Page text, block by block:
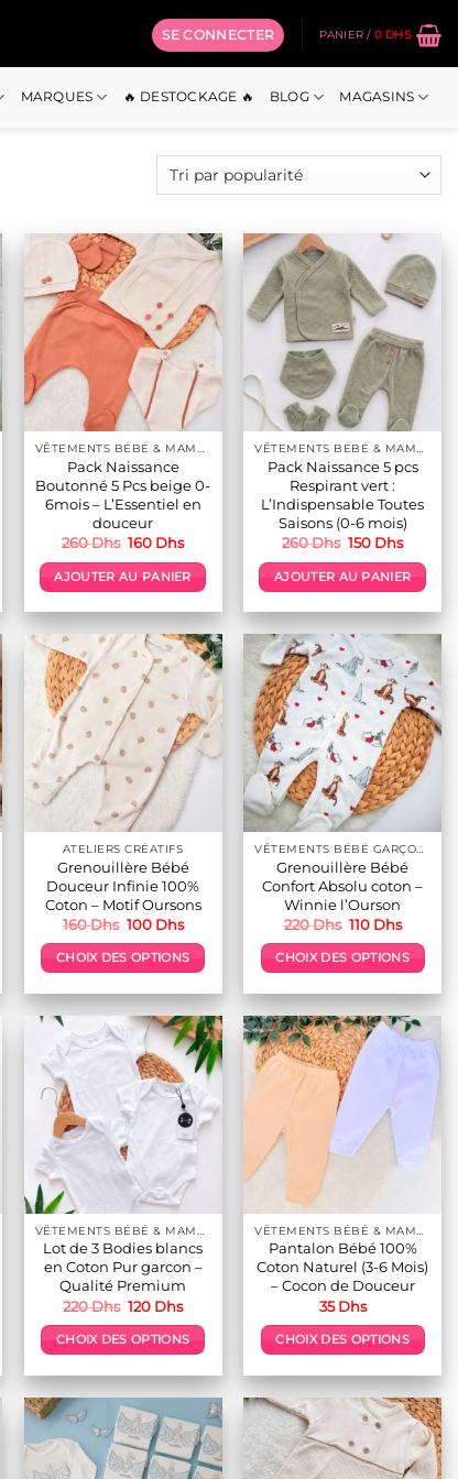
SE CONNECTER PANIER / 0 DHS
MARQUES 🔥 DESTOCKAGE 🔥 BLOG MAGASINS
Pack Naissance
Boutonné 5 Pcs beige 0-
6mois – L’Essentiel en
douceur
260Dhs Le
initial
était :
160 DhsLe
actuel
est :
AJOUTER AU PANIER
Pack Naissance 5 pcs
Respirant vert :
L’Indispensable Toutes
Saisons (0-6 mois)
260Dhs Le
initial
était :
150 DhsLe
actuel
est :
AJOUTER AU PANIER
ATELIERS CRÉATIFS
Grenouillère Bébé
Douceur Infinie 100%
Coton – Motif Oursons
160Dhs Le
initial
était :
100 DhsLe
actuel
est :
CHOIX DES OPTIONS
produit
a
plusieurs
variations.
Les
options
peuvent
être
choisies
sur
la
page
du
produit
Grenouillère Bébé
Confort Absolu coton –
Winnie l’Ourson
220Dhs Le
initial
était :
110 DhsLe
actuel
est :
CHOIX DES OPTIONS
produit
a
plusieurs
variations.
Les
options
peuvent
sur
la
page
du
produit
Lot de 3 Bodies blancs
en Coton Pur garcon –
Qualité Premium
220Dhs Le
initial
était :
120 DhsLe
actuel
est :
CHOIX DES OPTIONS
produit
a
plusieurs
variations.
Pantalon Bébé 100%
Coton Naturel (3-6 Mois)
– Cocon de Douceur
35Dhs
CHOIX DES OPTIONS
produit
plusieurs
variations.